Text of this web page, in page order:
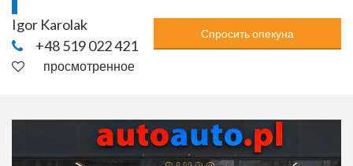
Igor Karolak
+48 519 022 421
Спросить опекуна
просмотренное